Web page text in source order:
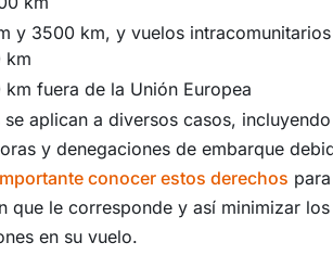
y 3500 km, y vuelos
km
fuera de la Unión Europea
se aplican a diversos casos,
y denegaciones de embarque
conocer estos derechos
que le corresponde y así minimizar
en su vuelo.